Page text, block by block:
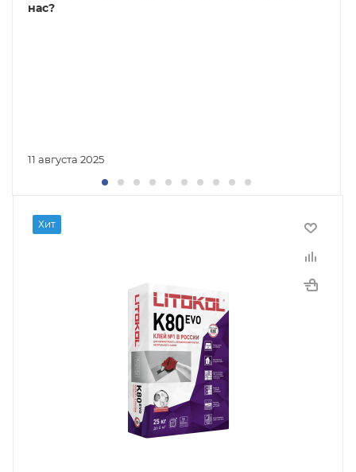
11 августа 2025
нас?
Хит